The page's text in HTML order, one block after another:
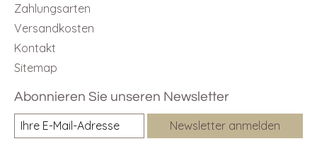
Zahlungsarten
Versandkosten
Kontakt
Sitemap
Abonnieren Sie unseren Newsletter
Newsletter anmelden